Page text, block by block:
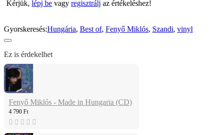
Kérjük, lépj be vagy regisztrálj az értékeléshez!
Gyorskeresés:Hungária, Best of, Fenyő Miklós, Szandi, vinyl
Ez is érdekelhet
Fenyő Miklós - Made in Hungaria (CD)
4 790 Ft